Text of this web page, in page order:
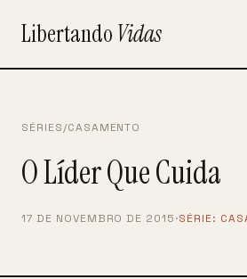
Libertando Vidas
SÉRIES/CASAMENTO
O Líder Que Cuida
17 DE NOVEMBRO DE 2015·SÉRIE: